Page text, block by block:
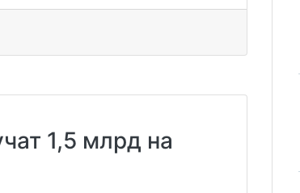
1,5 млрд на